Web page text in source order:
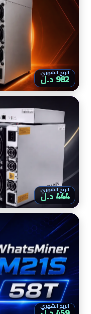
الربح الشهري
982 د.ل
الربح الشهري
444 د.ل
الربح الشهري